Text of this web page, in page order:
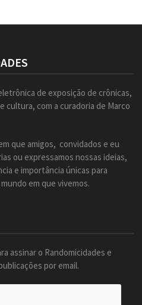
de exposição de crônicas,
cultura, com a curadoria de Marco
que amigos, convidados e eu
ou expressamos nossas ideias,
e importância únicas para
em que vivemos.
assinar o Randomicidades e
por email.